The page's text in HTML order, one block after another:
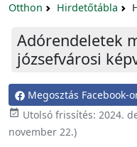
Otthon Hirdetőtábla
Adórendeletek
józsefvárosi
Megosztás Facebook-
 Utolsó frissítés: 2024.
november 22.)